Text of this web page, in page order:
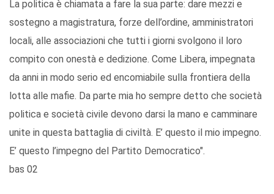
La politica è chiamata a fare la sua parte: dare mezzi e
sostegno a magistratura, forze dell’ordine, amministratori
locali, alle associazioni che tutti i giorni svolgono il loro
compito con onestà e dedizione. Come Libera, impegnata
da anni in modo serio ed encomiabile sulla frontiera della
lotta alle mafie. Da parte mia ho sempre detto che società
politica e società civile devono darsi la mano e camminare
unite in questa battaglia di civiltà. E’ questo il mio impegno.
E’ questo l’impegno del Partito Democratico".
bas 02